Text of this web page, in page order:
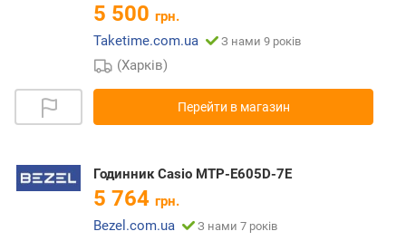
5 500 грн.
Taketime.com.ua
З нами 9 років
(Харків)
Перейти в магазин
Годинник Casio MTP-E605D-7E
5 764 грн.
Bezel.com.ua
З нами 7 років